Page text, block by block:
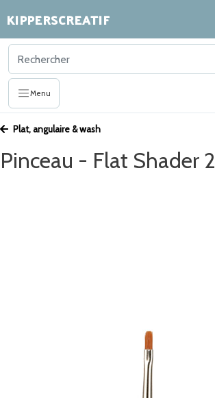
KIPPERSCREATIF
Menu
Plat, angulaire & wash
Pinceau - Flat Shader 2